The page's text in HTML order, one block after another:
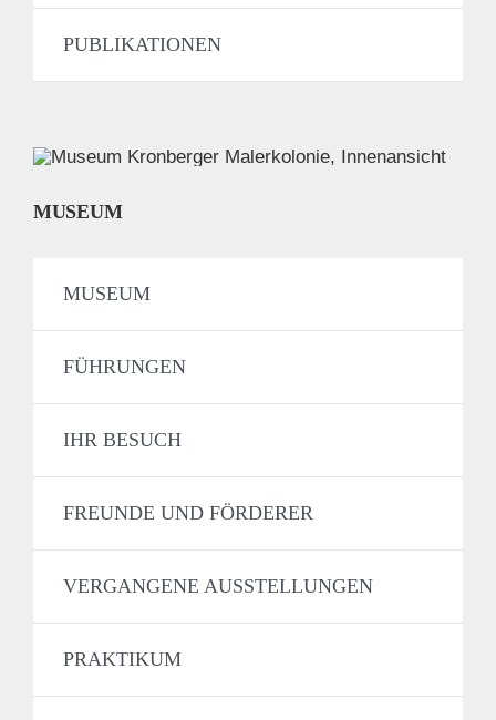
PUBLIKATIONEN
MUSEUM
MUSEUM
FÜHRUNGEN
IHR BESUCH
FREUNDE UND FÖRDERER
VERGANGENE AUSSTELLUNGEN
PRAKTIKUM